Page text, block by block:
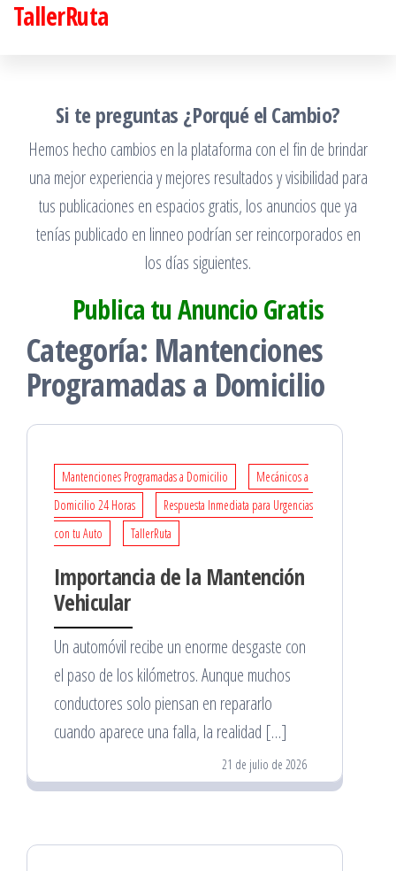
SaltarTallerRuta
Si te preguntas ¿Porqué el Cambio?
Hemos hecho cambios en la plataforma con el fin de brindar
una mejor experiencia y mejores resultados y visibilidad para
tus publicaciones en espacios gratis, los anuncios que ya
tenías publicado en linneo podrían ser reincorporados en
los días siguientes.
Publica tu Anuncio Gratis
Categoría: Mantenciones
Programadas a Domicilio
Mantenciones Programadas a Domicilio
Mecánicos a
Domicilio 24 Horas
Respuesta Inmediata para Urgencias
con tu Auto
TallerRuta
Importancia de la Mantención
Vehicular
Un automóvil recibe un enorme desgaste con
el paso de los kilómetros. Aunque muchos
conductores solo piensan en repararlo
cuando aparece una falla, la realidad […]
21 de julio de 2026